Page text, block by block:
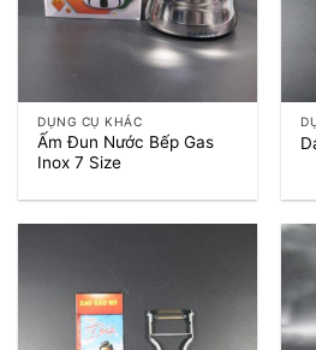
DỤNG CỤ KHÁC
Ấm Đun Nước Bếp Gas
Inox 7 Size